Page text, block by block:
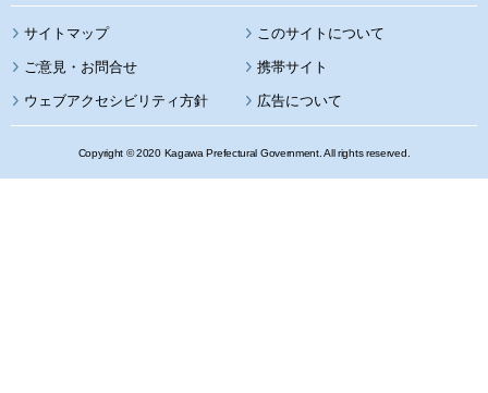
サイトマップ このサイトについて
携帯サイト
ウェブアクセシビリティ方針 広告について
Copyright © 2020 Kagawa Prefectural Government. All rights reserved.